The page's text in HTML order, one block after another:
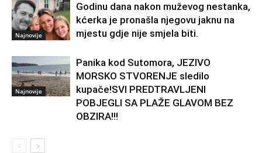
Najnovije
Godinu dana nakon muževog nestanka,
kćerka je pronašla njegovu jaknu na
mjestu gdje nije smjela biti.
Najnovije
Panika kod Sutomora, JEZIVO
MORSKO STVORENJE sledilo
kupače!SVI PREDTRAVLJENI
POBJEGLI SA PLAŽE GLAVOM BEZ
OBZIRA!!!